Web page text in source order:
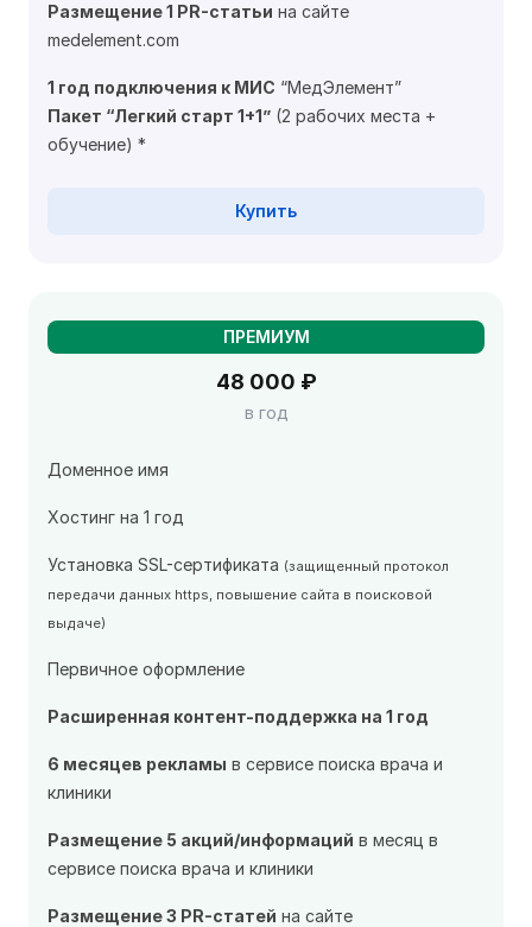
Размещение 1 PR-статьи на сайте
medelement.com
1 год подключения к МИС “МедЭлемент”
Пакет “Легкий старт 1+1” (2 рабочих места +
обучение) *
Купить
ПРЕМИУМ
48 000 ₽
в год
Доменное имя
Хостинг на 1 год
Установка SSL-сертификата (защищенный протокол
передачи данных https, повышение сайта в поисковой
выдаче)
Первичное оформление
Расширенная контент-поддержка на 1 год
6 месяцев рекламы в сервисе поиска врача и
клиники
Размещение 5 акций/информаций в месяц в
сервисе поиска врача и клиники
Размещение 3 PR-статей на сайте